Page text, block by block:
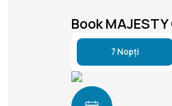
Book MAJESTY
7 Nopți